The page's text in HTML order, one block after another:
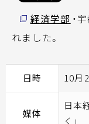
経済学部 ・
れました。
日時 10月
媒体
日本
く」